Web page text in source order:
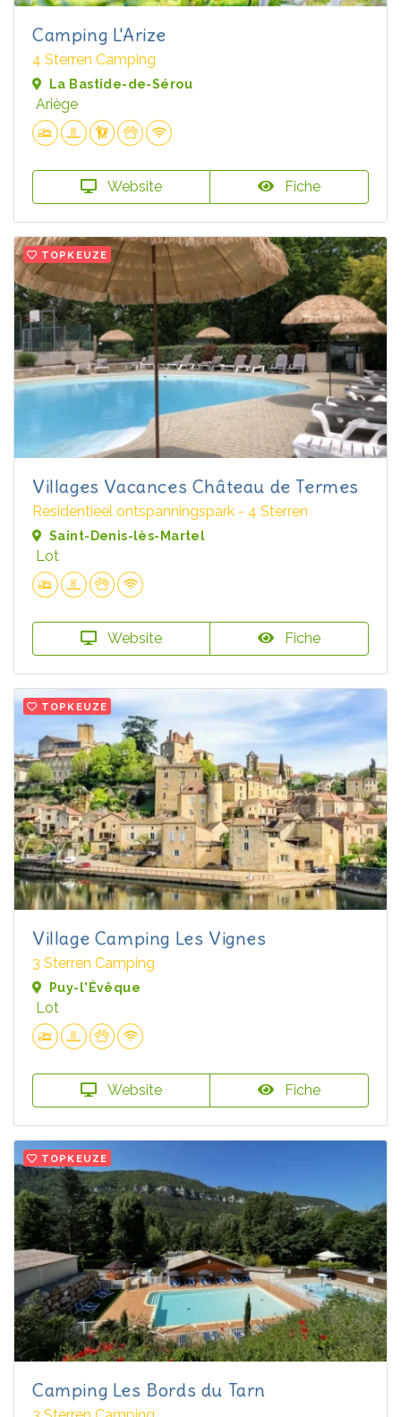
Camping L'Arize
4 Sterren Camping
La Bastide-de-Sérou
Ariège
Website Fiche
TOPKEUZE
Villages Vacances Château de Termes
Residentieel ontspanningspark - 4 Sterren
Saint-Denis-lès-Martel
Lot
Website Fiche
TOPKEUZE
Village Camping Les Vignes
3 Sterren Camping
Puy-l'Évêque
Lot
Website Fiche
TOPKEUZE
Camping Les Bords du Tarn